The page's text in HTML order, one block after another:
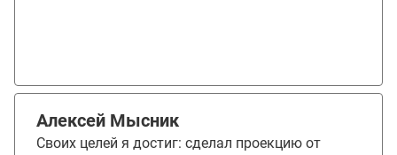
Самое важное, что вынес для себя - понял, как
стратегия, бизнес потребности и ИТ-ландшафт
связаны в единую архитектурную модель.
Алексей Мысник
Своих целей я достиг: сделал проекцию от